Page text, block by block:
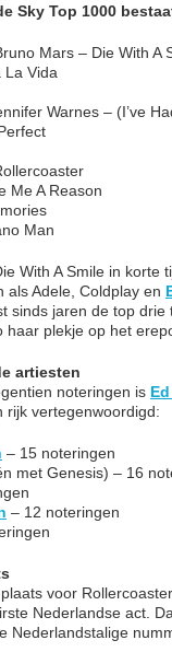
Sky Top 1000
Mars – Die With A
La Vida
Warnes – (I’ve
Me A Reason
Man
With A Smile in
als Adele, Coldplay en
sinds jaren de top
haar plekje op het
artiesten
noteringen is
rijk vertegenwoordigd:
– 15 noteringen
met Genesis) – 16
– 12 noteringen
voor
Nederlandse act.
Nederlandstalige